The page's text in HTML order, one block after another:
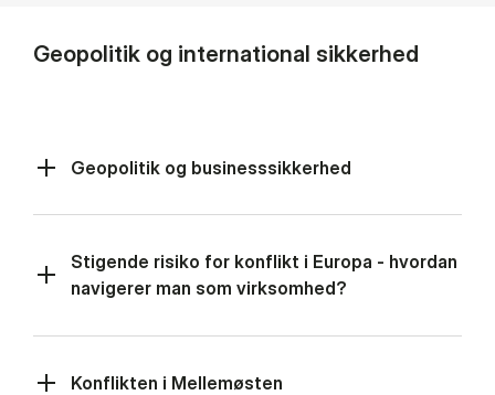
Geopolitik og international sikkerhed
Geopolitik og businesssikkerhed
Stigende risiko for konflikt i Europa - hvordan
navigerer man som virksomhed?
Konflikten i Mellemøsten